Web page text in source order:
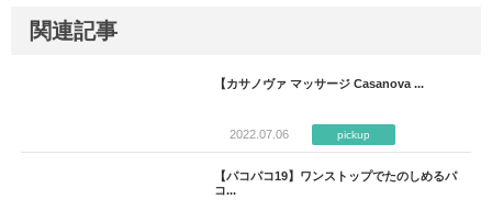
関連記事
【カサノヴァ マッサージ Casanova ...
2022.07.06 pickup
【パコパコ19】ワンストップでたのしめるパ
コ...